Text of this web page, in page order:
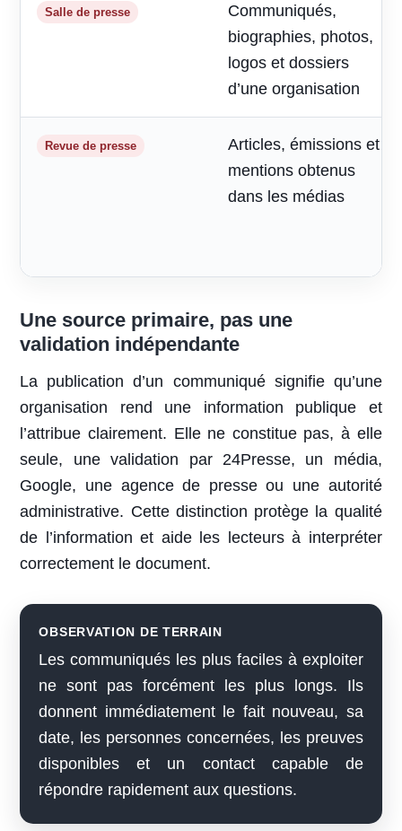
Salle de presse
Communiqués,
biographies, photos,
logos et dossiers
d’une organisation
Revue de presse
Articles, émissions et
mentions obtenus
dans les médias
Une source primaire, pas une
validation indépendante
La publication d’un communiqué signifie qu’une
organisation rend une information publique et
l’attribue clairement. Elle ne constitue pas, à elle
seule, une validation par 24Presse, un média,
Google, une agence de presse ou une autorité
administrative. Cette distinction protège la qualité
de l’information et aide les lecteurs à interpréter
correctement le document.
OBSERVATION DE TERRAIN
Les communiqués les plus faciles à exploiter
ne sont pas forcément les plus longs. Ils
donnent immédiatement le fait nouveau, sa
date, les personnes concernées, les preuves
disponibles et un contact capable de
répondre rapidement aux questions.